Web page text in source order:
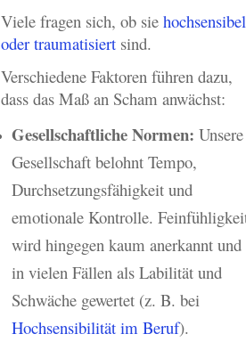
Viele fragen sich, ob sie hochsensibel
oder traumatisiertsind.
Verschiedene Faktoren führen dazu,
dass das Maß an Scham anwächst:
Gesellschaftliche Normen: Unsere
Gesellschaft belohnt Tempo,
Durchsetzungsfähigkeit und
emotionale Kontrolle.
wird hingegen kaum anerkannt und
in vielen Fällen als Labilität und
Schwäche gewertet (z. B. bei
Hochsensibilität im Beruf).